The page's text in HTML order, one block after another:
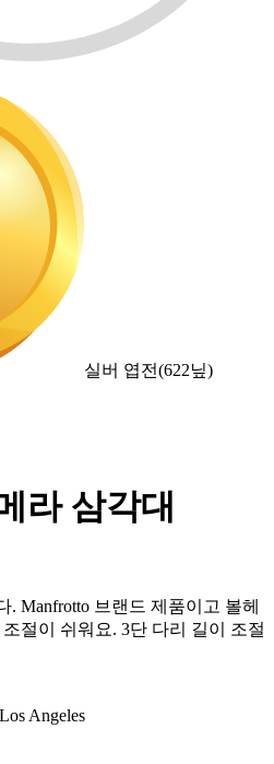
실버 엽전(622닢)
라 삼각대
Manfrotto 브랜드 제품이고 볼헤
절이 쉬워요. 3단 다리 길이 조절
Angeles